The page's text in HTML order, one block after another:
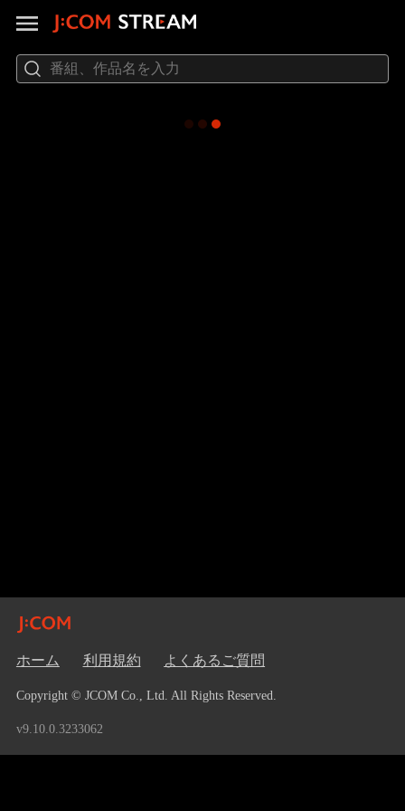
ホーム 利用規約 よくあるご質問
Copyright © JCOM Co., Ltd. All Rights Reserved.
v9.10.0.3233062